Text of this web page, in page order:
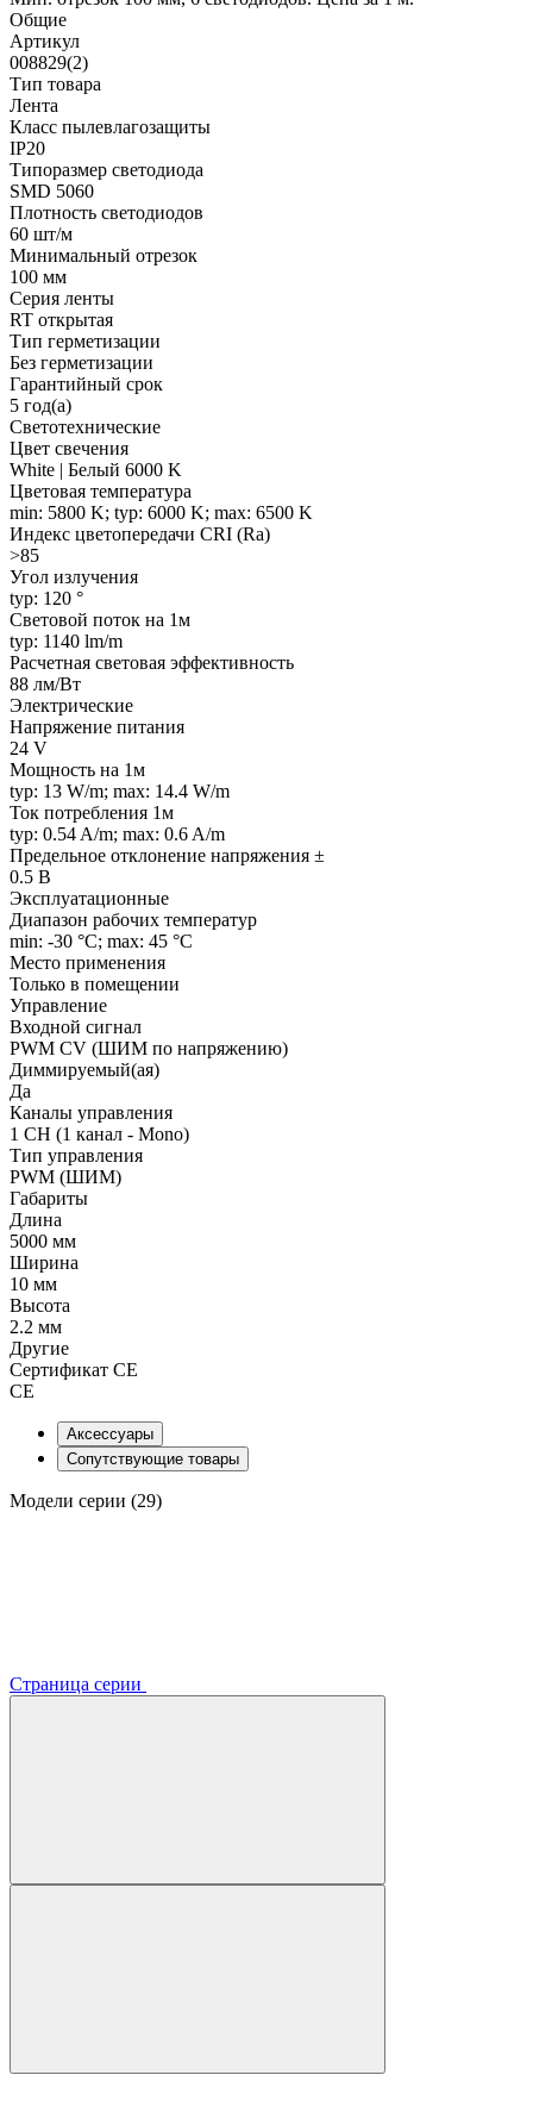
Общие
Артикул
008829(2)
Тип товара
Лента
Класс пылевлагозащиты
IP20
Типоразмер светодиода
SMD 5060
Плотность светодиодов
60 шт/м
Минимальный отрезок
100 мм
Серия ленты
RT открытая
Тип герметизации
Без герметизации
Гарантийный срок
5 год(а)
Светотехнические
Цвет свечения
White | Белый 6000 K
Цветовая температура
min: 5800 K; typ: 6000 K; max: 6500 K
Индекс цветопередачи CRI (Ra)
>85
Угол излучения
typ: 120 °
Световой поток на 1м
typ: 1140 lm/m
Расчетная световая эффективность
88 лм/Вт
Электрические
Напряжение питания
24 V
Мощность на 1м
typ: 13 W/m; max: 14.4 W/m
Ток потребления 1м
typ: 0.54 A/m; max: 0.6 A/m
Предельное отклонение напряжения ±
0.5 В
Эксплуатационные
Диапазон рабочих температур
min: -30 °C; max: 45 °C
Место применения
Только в помещении
Управление
Входной сигнал
PWM СV (ШИМ по напряжению)
Диммируемый(ая)
Да
Каналы управления
1 CH (1 канал - Mono)
Тип управления
PWM (ШИМ)
Габариты
Длина
5000 мм
Ширина
10 мм
Высота
2.2 мм
Другие
Сертификат CE
CE
Аксессуары
Сопутствующие товары
Модели серии (29)
Страница серии